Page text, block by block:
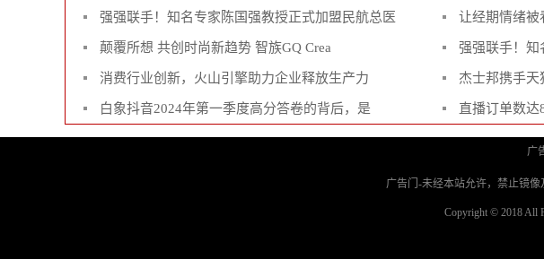
强强联手！知名专家陈国强教授正式加盟民航总医 让经期情绪被
颠覆所想 共创时尚新趋势 智族GQ Crea 强强联手！知
消费行业创新，火山引擎助力企业释放生产力 杰士邦携手
白象抖音2024年第一季度高分答卷的背后，是 直播订单数达
广
广告门-未经本站允许，禁止镜像
Copyright © 2018 All